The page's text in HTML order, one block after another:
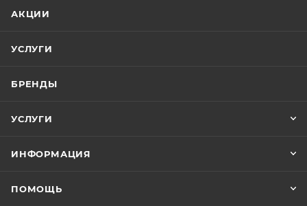
АКЦИИ
УСЛУГИ
БРЕНДЫ
УСЛУГИ
ИНФОРМАЦИЯ
ПОМОЩЬ